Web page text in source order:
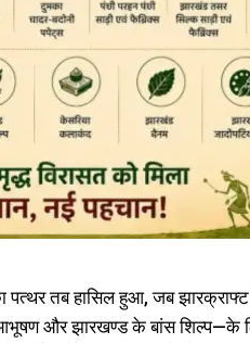
तब हासिल हुआ, जब
और झारखण्ड के बांस शिल्प—के